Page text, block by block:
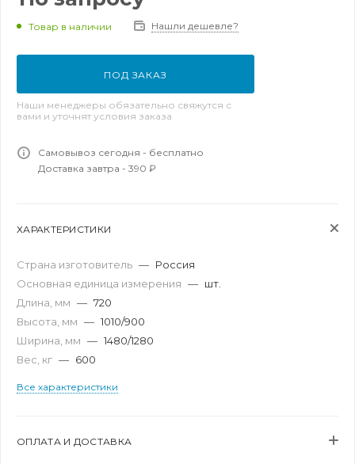
Товар в наличии Нашли дешевле?
ПОД ЗАКАЗ
Наши менеджеры обязательно свяжутся с
вами и уточнят условия заказа
Самовывоз сегодня - бесплатно
Доставка завтра - 390 ₽
ХАРАКТЕРИСТИКИ
Страна изготовитель — Россия
Основная единица измерения — шт.
Длина, мм — 720
Высота, мм — 1010/900
Ширина, мм — 1480/1280
Вес, кг — 600
Все характеристики
ОПЛАТА И ДОСТАВКА